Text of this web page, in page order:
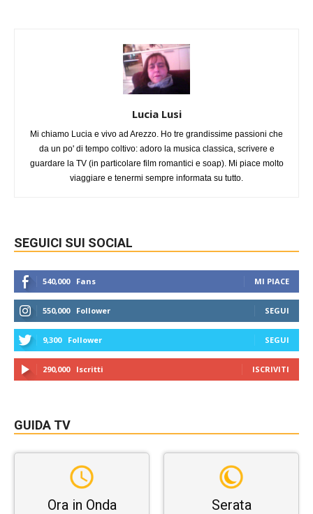
Lucia Lusi
Mi chiamo Lucia e vivo ad Arezzo. Ho tre grandissime passioni che
da un po' di tempo coltivo: adoro la musica classica, scrivere e
guardare la TV (in particolare film romantici e soap). Mi piace molto
viaggiare e tenermi sempre informata su tutto.
SEGUICI SUI SOCIAL
540,000 Fans MI PIACE
550,000 Follower SEGUI
9,300 Follower SEGUI
290,000 Iscritti ISCRIVITI
GUIDA TV
Ora in Onda Serata